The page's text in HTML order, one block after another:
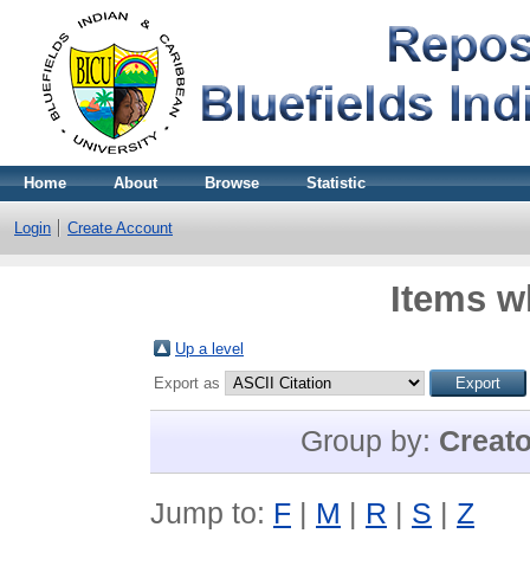
Home About Browse Statistic
Login Create Account
Items
Up a level
Export as
Group by:
Jump to: F M R S Z